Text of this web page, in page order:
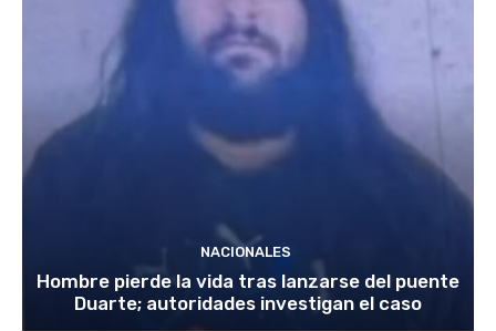
NACIONALES
Hombre pierde la vida tras lanzarse del puente
Duarte; autoridades investigan el caso